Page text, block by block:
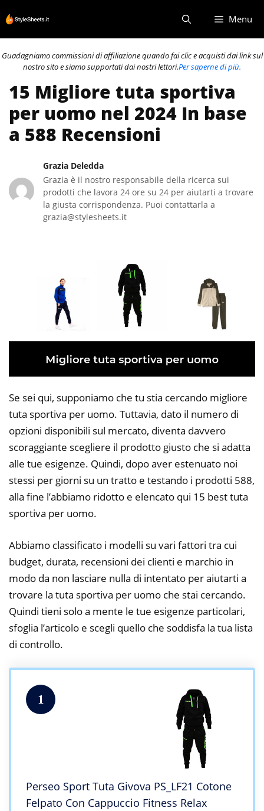
al
contenuto
Menu
Guadagniamo commissioni di affiliazione quando fai clic e acquisti dai link sul
nostro sito e siamo supportati dai nostri lettori.Per saperne di più.
15 Migliore tuta sportiva
per uomo nel 2024 In base
a 588 Recensioni
Grazia Deledda
Grazia è il nostro responsabile della ricerca sui
prodotti che lavora 24 ore su 24 per aiutarti a trovare
la giusta corrispondenza. Puoi contattarla a
grazia@stylesheets.it
Se sei qui, supponiamo che tu stia cercando migliore
tuta sportiva per uomo. Tuttavia, dato il numero di
opzioni disponibili sul mercato, diventa davvero
scoraggiante scegliere il prodotto giusto che si adatta
alle tue esigenze. Quindi, dopo aver estenuato noi
stessi per giorni su un tratto e testando i prodotti 588,
alla fine l’abbiamo ridotto e elencato qui 15 best tuta
sportiva per uomo.
Abbiamo classificato i modelli su vari fattori tra cui
budget, durata, recensioni dei clienti e marchio in
modo da non lasciare nulla di intentato per aiutarti a
trovare la tuta sportiva per uomo che stai cercando.
Quindi tieni solo a mente le tue esigenze particolari,
sfoglia l’articolo e scegli quello che soddisfa la tua lista
di controllo.
1
Perseo Sport Tuta Givova PS_LF21 Cotone
Felpato Con Cappuccio Fitness Relax